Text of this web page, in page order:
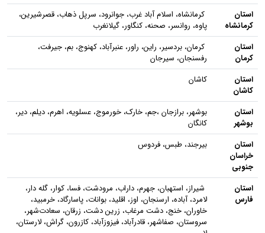
استان
کرمانشاه
کرمانشاه، اسلام آباد غرب، جوانرود، سرپل ذهاب، قصرشیرین،
پاوه، روانسر، صحنه، کنگاور، گیلانغرب
استان
کرمان
کرمان، بردسیر، راین، راور، عنبرآباد، کهنوج، بم، جیرفت،
رفسنجان، سیرجان
استان
کاشان
کاشان
استان
بوشهر
بوشهر، برازجان ،جم، خارک، خورموج، عسلویه، اهرم، دیلم، دیر،
کانگان
استان
خراسان
جنوبی
بیرجند، طبس، فردوس
استان
فارس
شیراز، استهبان، جهرم، داراب، مرودشت، فسا، کوار، گله دار،
لامرد، آباده، ارسنجان، اوز، اقلید، بوانات، پاسارگاد، خرمبید،
خاوران، خنج، دشت مرغاب، زرین دشت، زرقان، سعادت‌‌شهر،
سروستان، صفاشهر، قادرآباد، فیزوزآباد، کازرون، گراش، لارستان،